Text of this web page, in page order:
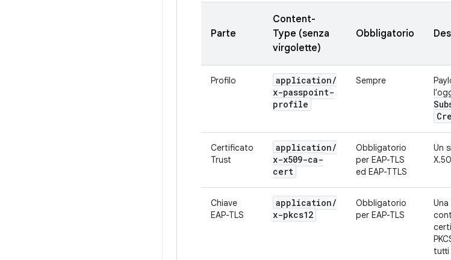
Parte
Content-
Type (senza
virgolette)
Obbligatorio
Profilo application/
x-passpoint-
profile
Sempre
Certificato
Trust
application/
x-x509-ca-
cert
Obbligatorio
per EAP-TLS
ed EAP-TTLS
Un
Chiave
EAP-TLS
application/
x-pkcs12
Obbligatorio
per EAP-TLS
tutti